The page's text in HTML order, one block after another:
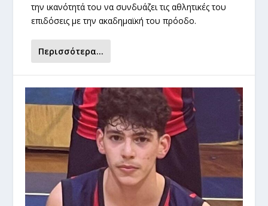
την ικανότητά του να συνδυάζει τις αθλητικές του
επιδόσεις με την ακαδημαϊκή του πρόοδο.
Περισσότερα...